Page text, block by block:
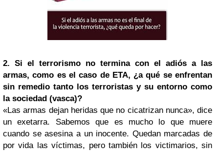
2. Si el terrorismo no termina con el adiós a las
armas, como es el caso de ETA, ¿a qué se enfrentan
sin remedio tanto los terroristas y su entorno como
la sociedad (vasca)?
«Las armas dejan heridas que no cicatrizan nunca», dice
un exetarra. Sabemos que es mucho lo que muere
cuando se asesina a un inocente. Quedan marcadas de
por vida las víctimas, pero también los victimarios, sin